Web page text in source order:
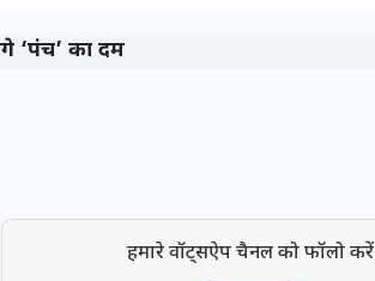
‘पंच’ का दम
हमारे वॉट्सऐप चैनल को फॉलो करें